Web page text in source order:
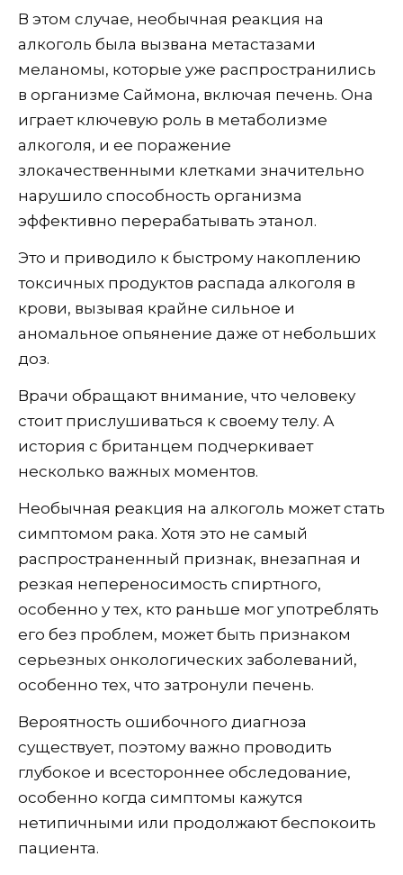
В этом случае, необычная реакция на
алкоголь была вызвана метастазами
меланомы, которые уже распространились
в организме Саймона, включая печень. Она
играет ключевую роль в метаболизме
алкоголя, и ее поражение
злокачественными клетками значительно
нарушило способность организма
эффективно перерабатывать этанол.
Это и приводило к быстрому накоплению
токсичных продуктов распада алкоголя в
крови, вызывая крайне сильное и
аномальное опьянение даже от небольших
доз.
Врачи обращают внимание, что человеку
стоит прислушиваться к своему телу. А
история с британцем подчеркивает
несколько важных моментов.
Необычная реакция на алкоголь может стать
симптомом рака. Хотя это не самый
распространенный признак, внезапная и
резкая непереносимость спиртного,
особенно у тех, кто раньше мог употреблять
его без проблем, может быть признаком
серьезных онкологических заболеваний,
особенно тех, что затронули печень.
Вероятность ошибочного диагноза
существует, поэтому важно проводить
глубокое и всестороннее обследование,
особенно когда симптомы кажутся
нетипичными или продолжают беспокоить
пациента.